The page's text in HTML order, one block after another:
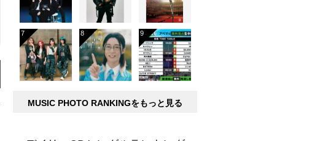
MUSIC PHOTO RANKINGをもっと見る